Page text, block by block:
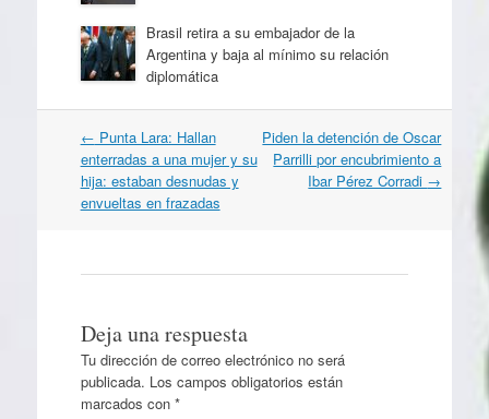
Brasil retira a su embajador de la
Argentina y baja al mínimo su relación
diplomática
Navegación
por
artículos
← Punta Lara: Hallan
enterradas a una mujer y su
hija: estaban desnudas y
envueltas en frazadas
Piden la detención de Oscar
Parrilli por encubrimiento a
Ibar Pérez Corradi →
Deja una respuesta
Tu dirección de correo electrónico no será
publicada. Los campos obligatorios están
marcados con *